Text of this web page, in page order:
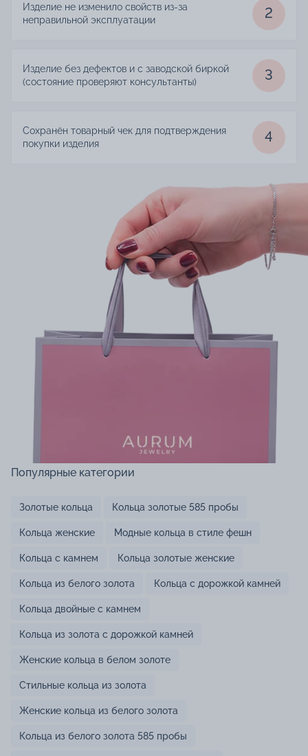
Изделие не изменило свойств из-за
неправильной эксплуатации
2
Изделие без дефектов и с заводской биркой
(состояние проверяют консультанты)
3
Сохранён товарный чек для подтверждения
покупки изделия
4
Популярные категории
Золотые кольца Кольца золотые 585 пробы
Кольца женские Модные кольца в стиле фешн
Кольца с камнем Кольца золотые женские
Кольца из белого золота Кольца с дорожкой камней
Кольца двойные с камнем
Кольца из золота с дорожкой камней
Женские кольца в белом золоте
Стильные кольца из золота
Женские кольца из белого золота
Кольца из белого золота 585 пробы